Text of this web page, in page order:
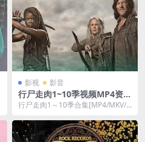
影视 影音
行尸走肉1~10季视频MP4资料
合集300G百度网盘下载
行尸走肉1～10季合集[MP4/MKV/3
文字...